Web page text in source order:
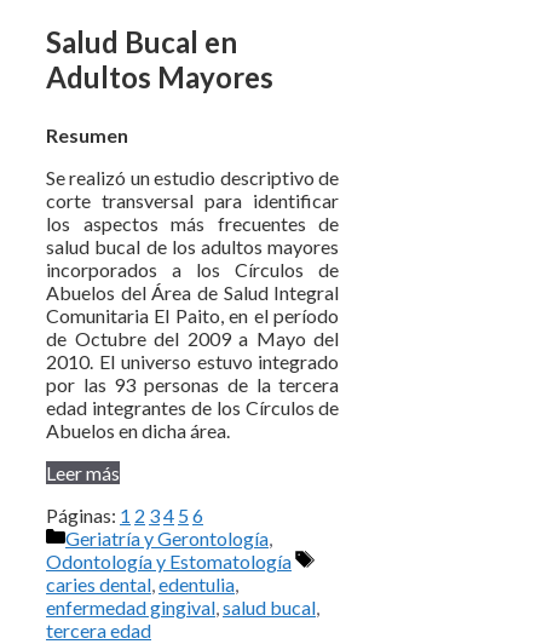
Salud Bucal en
Adultos Mayores
Resumen
Se realizó un estudio descriptivo de
corte transversal para identificar
los aspectos más frecuentes de
salud bucal de los adultos mayores
incorporados a los Círculos de
Abuelos del Área de Salud Integral
Comunitaria El Paito, en el período
de Octubre del 2009 a Mayo del
2010. El universo estuvo integrado
por las 93 personas de la tercera
edad integrantes de los Círculos de
Abuelos en dicha área.
Leer más
Páginas: 1 2 34 56
Categorías
Geriatría y Gerontología,
Odontología y Estomatología
Etiquetas
caries dental,edentulia,
enfermedad gingival,salud bucal,
tercera edad